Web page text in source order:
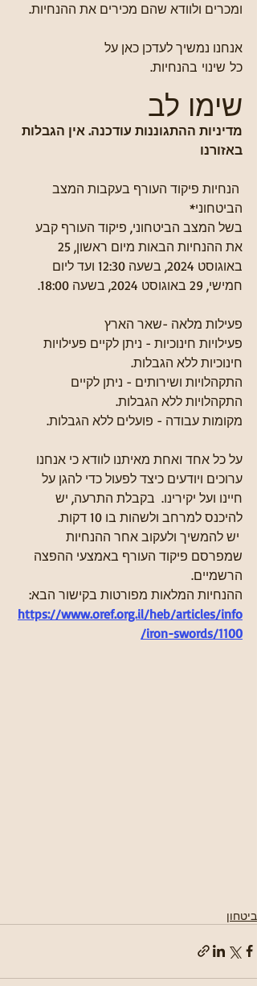
ומכרים ולוודא שהם מכירים את ההנחיות.
אנחנו נמשיך לעדכן כאן על
כל שינוי בהנחיות.
שימו לב
מדיניות ההתגוננות עודכנה. אין הגבלות
באזורנו
הנחיות פיקוד העורף בעקבות המצב
הביטחוני*
בשל המצב הביטחוני, פיקוד העורף קבע
באוגוסט 2024, בשעה 12:30 ועד ליום
חמישי, 29 באוגוסט 2024, בשעה 18:00.
פעילות מלאה -שאר הארץ
פעילויות חינוכיות - ניתן לקיים פעילויות
חינוכיות ללא הגבלות.
התקהלויות ושירותים - ניתן לקיים
התקהלויות ללא הגבלות.
מקומות עבודה - פועלים ללא הגבלות.
על כל אחד ואחת מאיתנו לוודא כי אנחנו
ערוכים ויודעים כיצד לפעול כדי להגן על
חיינו ועל יקירינו.  בקבלת התרעה, יש
להיכנס למרחב ולשהות בו 10 דקות.
יש להמשיך ולעקוב אחר ההנחיות
שמפרסם פיקוד העורף באמצעי ההפצה
הרשמיים.
ההנחיות המלאות מפורטות בקישור הבא:
https://www.oref.org.il/heb/articles/info
/iron-swords/1100
ביטחון